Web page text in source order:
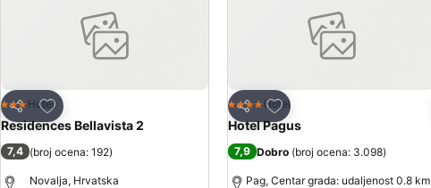
Deli
Dodati u favorite
3 Zvezdice
Hotel
Residences Bellavista 2
7,4 (broj ocena: 192)
Novalja, Hrvatska
Deli
Dodati u favorite
4 Zvezdice
Hotel
Hotel Pagus
7,9 Dobro (broj ocena: 3.098)
Pag, Centar grada: udaljenost 0.8 km